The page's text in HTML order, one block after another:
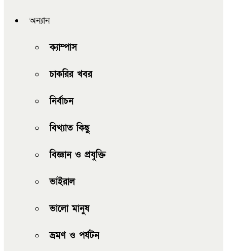
অন্যান
ক্যাম্পাস
চাকরির খবর
নির্বাচন
বিখ্যাত কিছু
বিজ্ঞান ও প্রযুক্তি
ভাইরাল
ভালো মানুষ
ভ্রমণ ও পর্যটন